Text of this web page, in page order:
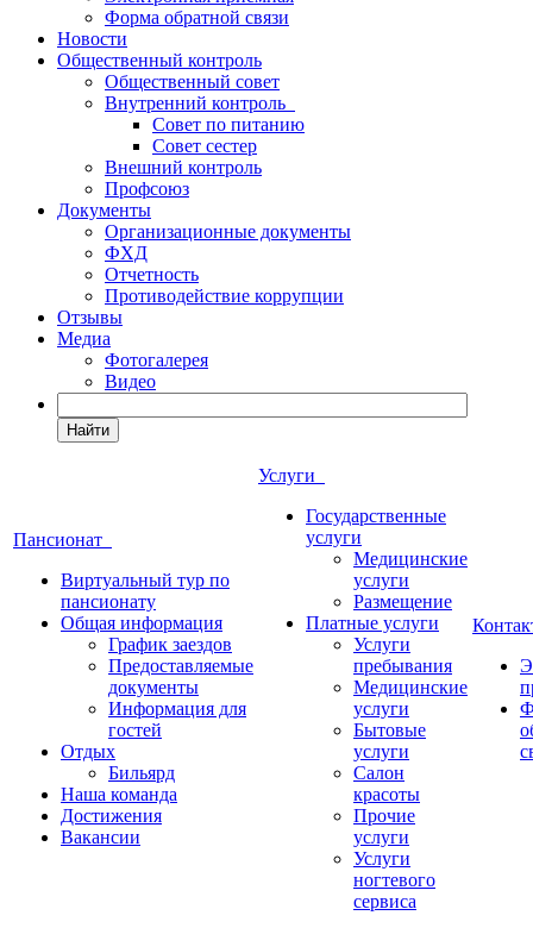
Форма обратной связи
Новости
Общественный контроль
Общественный совет
Внутренний контроль
Совет по питанию
Совет сестер
Внешний контроль
Профсоюз
Документы
Организационные документы
ФХД
Отчетность
Противодействие коррупции
Отзывы
Медиа
Фотогалерея
Видео
Найти
Пансионат
Виртуальный тур по
пансионату
Общая информация
График заездов
Предоставляемые
документы
Информация для
гостей
Отдых
Бильярд
Наша команда
Достижения
Вакансии
Услуги
Государственные
услуги
Медицинские
услуги
Размещение
Платные услуги
Услуги
пребывания
Медицинские
услуги
Бытовые
услуги
Салон
красоты
Прочие
услуги
Услуги
ногтевого
сервиса